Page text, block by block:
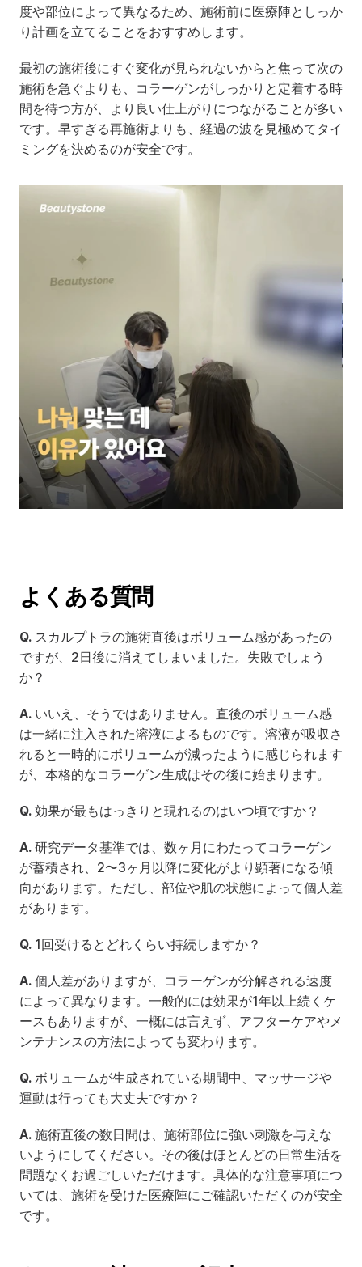
度や部位によって異なるため、施術前に医療陣としっか
り計画を立てることをおすすめします。
最初の施術後にすぐ変化が見られないからと焦って次の
施術を急ぐよりも、コラーゲンがしっかりと定着する時
間を待つ方が、より良い仕上がりにつながることが多い
です。早すぎる再施術よりも、経過の波を見極めてタイ
ミングを決めるのが安全です。
よくある質問
Q. スカルプトラの施術直後はボリューム感があったの
ですが、2日後に消えてしまいました。失敗でしょう
か？
A. いいえ、そうではありません。直後のボリューム感
は一緒に注入された溶液によるものです。溶液が吸収さ
れると一時的にボリュームが減ったように感じられます
が、本格的なコラーゲン生成はその後に始まります。
Q. 効果が最もはっきりと現れるのはいつ頃ですか？
A. 研究データ基準では、数ヶ月にわたってコラーゲン
が蓄積され、2〜3ヶ月以降に変化がより顕著になる傾
向があります。ただし、部位や肌の状態によって個人差
があります。
Q. 1回受けるとどれくらい持続しますか？
A. 個人差がありますが、コラーゲンが分解される速度
によって異なります。一般的には効果が1年以上続くケ
ースもありますが、一概には言えず、アフターケアやメ
ンテナンスの方法によっても変わります。
Q. ボリュームが生成されている期間中、マッサージや
運動は行っても大丈夫ですか？
A. 施術直後の数日間は、施術部位に強い刺激を与えな
いようにしてください。その後はほとんどの日常生活を
問題なくお過ごしいただけます。具体的な注意事項につ
いては、施術を受けた医療陣にご確認いただくのが安全
です。